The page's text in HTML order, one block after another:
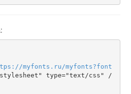
://myfonts . ru /myfonts?font
type="text/css" /